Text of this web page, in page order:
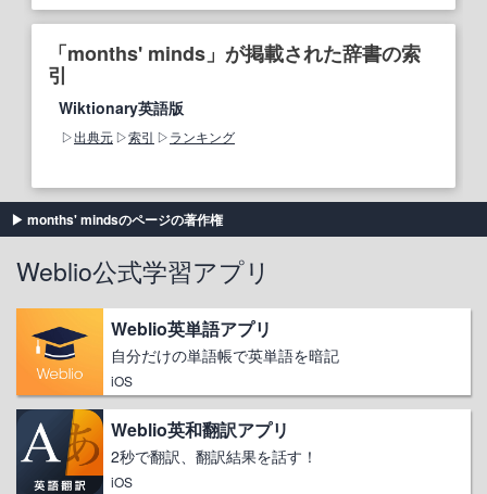
「months' minds」が掲載された辞書の索
引
Wiktionary英語版
出典元 索引 ランキング
months' mindsのページの著作権
Weblio公式学習アプリ
Weblio英単語アプリ
自分だけの単語帳で英単語を暗記
iOS
Weblio英和翻訳アプリ
2秒で翻訳、翻訳結果を話す！
iOS